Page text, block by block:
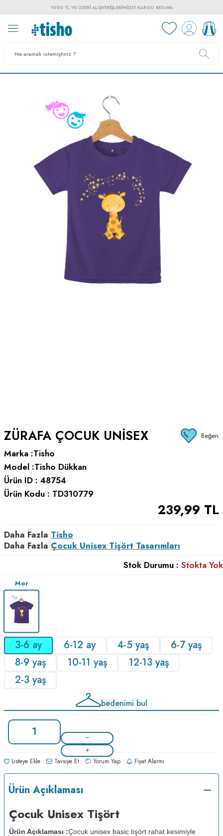
1000 TL VE ÜZERI ALIŞVERIŞLERINIZDE KARGO BEDAVA
ZÜRAFA ÇOCUK UNISEX Beğen
Marka :Tisho
Model :Tisho Dükkan
Ürün ID : 48754
Ürün Kodu : TD310779
239,99 TL
Daha Fazla Tisho
Daha Fazla Çocuk Unisex Tişört Tasarımları
Stok Durumu : Stokta Yok
Mor
3-6 ay 6-12 ay 4-5 yaş
6-7 yaş
8-9 yaş
10-11 yaş
12-13 yaş
2-3 yaş
bedenimi bul
Listeye Ekle Tavsiye Et Yorum Yap Fiyat Alarmı
Ürün Açıklaması
Çocuk Unisex Tişört
Ürün Açıklaması :Çocuk unisex basic tişört rahat kesimiyle